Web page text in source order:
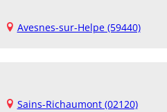
Avesnes-sur-Helpe (59440)
Sains-Richaumont (02120)